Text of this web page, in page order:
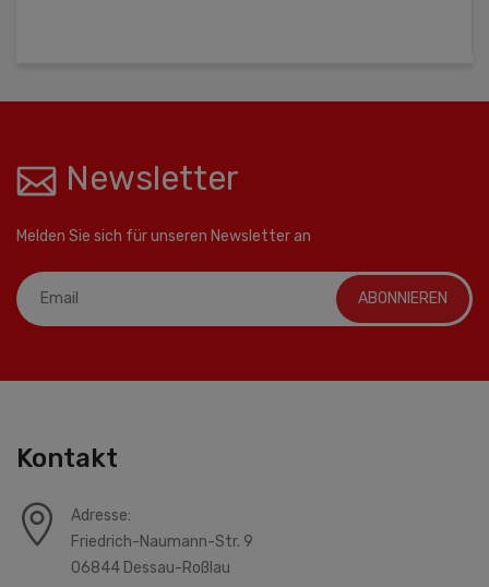
Newsletter
Melden Sie sich für unseren Newsletter an
ABONNIEREN
Kontakt
Adresse:
Friedrich-Naumann-Str. 9
06844 Dessau-Roßlau